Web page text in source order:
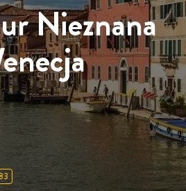
Nieznana